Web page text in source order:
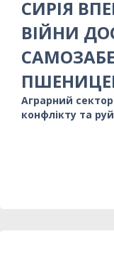
СИРІЯ
ВІЙНИ
Аграрний
конфлікту та